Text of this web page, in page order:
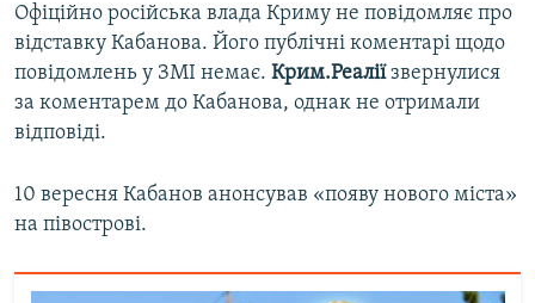
Офіційно російська влада Криму не повідомляє про
відставку Кабанова. Його публічні коментарі щодо
повідомлень у ЗМІ немає. Крим.Реаліїзвернулися
за коментарем до Кабанова, однак не отримали
відповіді.
10 вересня Кабанов анонсував «появу нового міста»
на півострові.